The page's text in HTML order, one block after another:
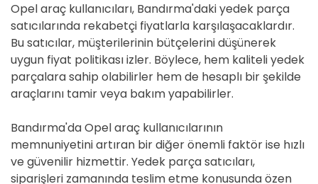
Opel araç kullanıcıları, Bandırma'daki yedek parça
satıcılarında rekabetçi fiyatlarla karşılaşacaklardır.
Bu satıcılar, müşterilerinin bütçelerini düşünerek
uygun fiyat politikası izler. Böylece, hem kaliteli yedek
parçalara sahip olabilirler hem de hesaplı bir şekilde
araçlarını tamir veya bakım yapabilirler.
Bandırma'da Opel araç kullanıcılarının
memnuniyetini artıran bir diğer önemli faktör ise hızlı
ve güvenilir hizmettir. Yedek parça satıcıları,
siparişleri zamanında teslim etme konusunda özen